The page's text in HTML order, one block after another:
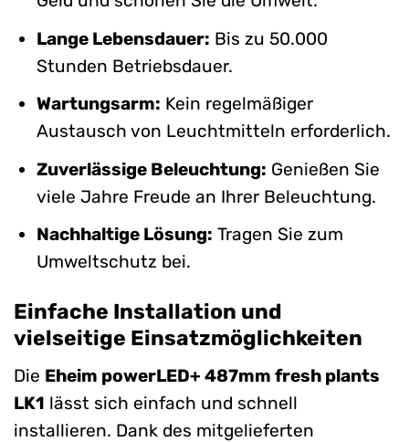
Lange Lebensdauer: Bis zu 50.000
Stunden Betriebsdauer.
Wartungsarm: Kein regelmäßiger
Austausch von Leuchtmitteln erforderlich.
Zuverlässige Beleuchtung: Genießen Sie
viele Jahre Freude an Ihrer Beleuchtung.
Nachhaltige Lösung: Tragen Sie zum
Umweltschutz bei.
Einfache Installation und
vielseitige Einsatzmöglichkeiten
Die Eheim powerLED+ 487mm fresh plants
LK1 lässt sich einfach und schnell
installieren. Dank des mitgelieferten